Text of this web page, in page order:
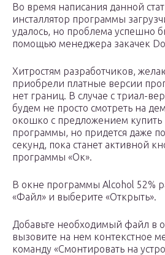
Во время написания данной
инсталлятор программы
удалось, но проблема успешно
помощью менеджера закачек
Хитростям разработчиков,
приобрели платные версии
нет границ. В случае с триал-
будем не просто смотреть на
окошко с предложением
программы, но придется даже
секунд, пока станет активной
программы «Ок».
В окне программы Alcohol 52%
«Файл» и выберите «Открыть».
Добавьте необходимый файл в
вызовите на нем контекстное
команду «Смонтировать на